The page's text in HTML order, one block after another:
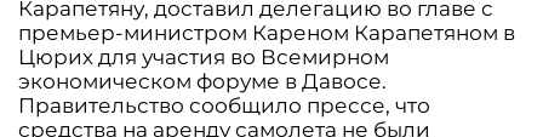
Карапетяну, доставил делегацию во главе с
премьер-министром Кареном Карапетяном в
Цюрих для участия во Всемирном
экономическом форуме в Давосе.
Правительство сообщило прессе, что
средства на аренду самолета не были